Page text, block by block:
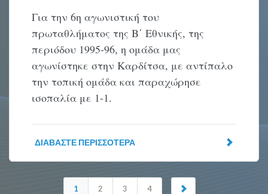
Για την 6η αγωνιστική του
πρωταθλήματος της Β΄ Εθνικής, της
περιόδου 1995-96, η ομάδα μας
αγωνίστηκε στην Καρδίτσα, με αντίπαλο
την τοπική ομάδα και παραχώρησε
ισοπαλία με 1-1.
ΔΙΑΒΆΣΤΕ ΠΕΡΙΣΣΌΤΕΡΑ
1 2 3 4